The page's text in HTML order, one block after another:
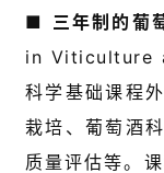
■ 三年制的葡
in Viticulture
科学基础课程
栽培、葡萄酒
质量评估等。